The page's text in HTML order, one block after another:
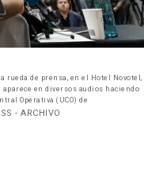
de prensa, en el Hotel Novotel,
Operativa (UCO) de
- ARCHIVO